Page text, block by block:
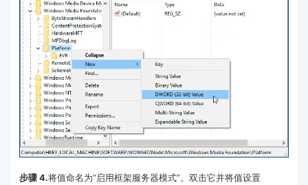
步骤 4.将值命名为“启用框架服务器模式”。双击它并将值设置